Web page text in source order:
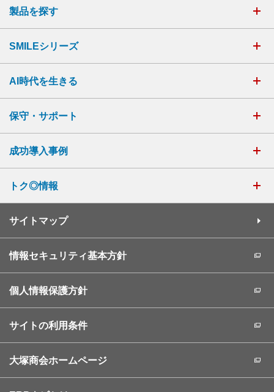
製品を探す
SMILEシリーズ
AI時代を生きる
保守・サポート
成功導入事例
トク◎情報
サイトマップ
情報セキュリティ基本方針
個人情報保護方針
サイトの利用条件
大塚商会ホームページ